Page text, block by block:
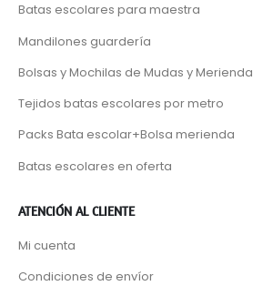
Batas escolares para maestra
Mandilones guardería
Bolsas y Mochilas de Mudas y Merienda
Tejidos batas escolares por metro
Packs Bata escolar+Bolsa merienda
Batas escolares en oferta
ATENCIÓN AL CLIENTE
Mi cuenta
Condiciones de envíor